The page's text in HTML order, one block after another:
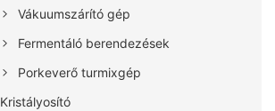
Vákuumszárító gép
Fermentáló berendezések
Porkeverő turmixgép
Kristályosító